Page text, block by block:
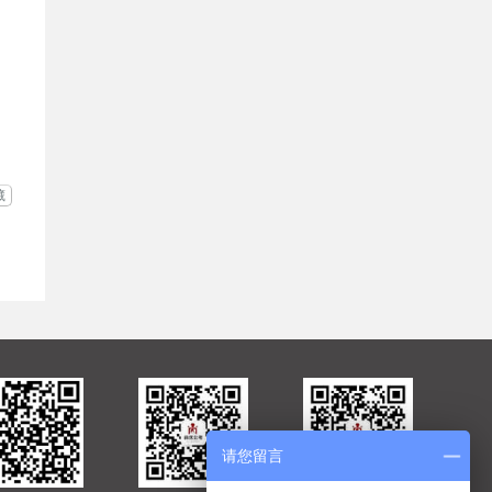
请您留言